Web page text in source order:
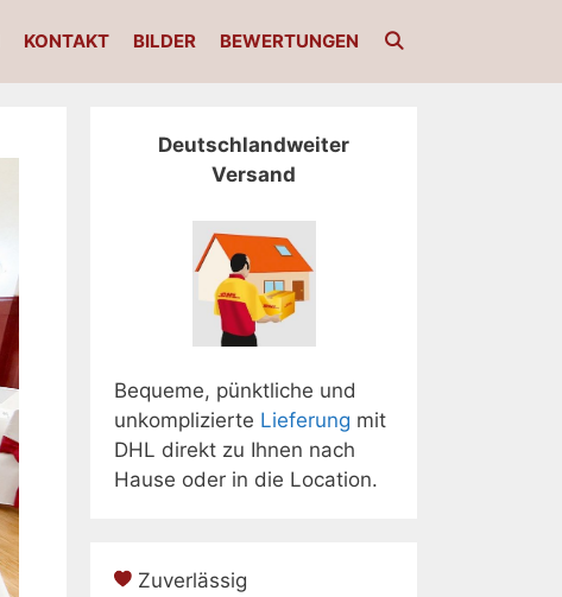
KONTAKT BILDER BEWERTUNGEN
Deutschlandweiter
Versand
Bequeme, pünktliche und
unkomplizierte Lieferung mit
DHL direkt zu Ihnen nach
Hause oder in die Location.
Zuverlässig